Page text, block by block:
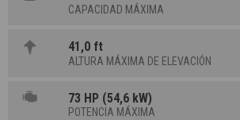
CAPACIDAD MÁXIMA
41,0 ft
ALTURA MÁXIMA DE ELEVACIÓN
73 HP (54,6 kW)
POTENCIA MÁXIMA